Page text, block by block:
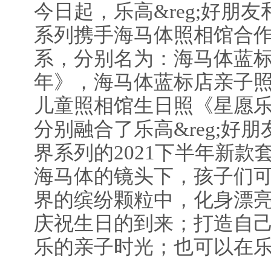
今日起，乐高&reg;好朋友
系列携手海马体照相馆合
系，分别名为：海马体蓝
年》，海马体蓝标店亲子
儿童照相馆生日照《星愿
分别融合了乐高&reg;好朋
界系列的2021下半年新款
海马体的镜头下，孩子们
界的缤纷颗粒中，化身漂
庆祝生日的到来；打造自
乐的亲子时光；也可以在